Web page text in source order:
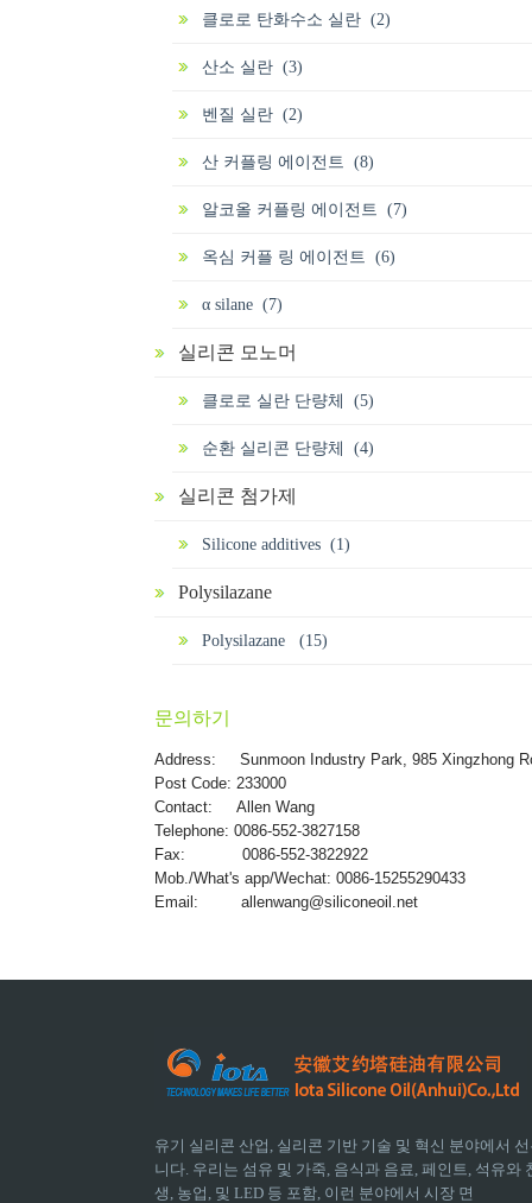
클로로 탄화수소 실란 (2)
산소 실란 (3)
벤질 실란 (2)
산 커플링 에이전트 (8)
알코올 커플링 에이전트 (7)
옥심 커플 링 에이전트 (6)
α silane (7)
실리콘 모노머
클로로 실란 단량체 (5)
순환 실리콘 단량체 (4)
실리콘 첨가제
Silicone additives (1)
Polysilazane
Polysilazane (15)
문의하기
Address: Sunmoon Industry Park, 985 Xingzhong
Post Code: 233000
Contact: Allen Wang
Telephone: 0086-552-3827158
Fax: 0086-552-3822922
Mob./What's app/Wechat: 0086-15255290433
Email: allenwang@siliconeoil.net
유기 실리콘 산업, 실리콘 기반 기술 및 혁신 분야에서
니다. 우리는 섬유 및 가죽, 음식과 음료, 페인트, 석유
생, 농업, 및 LED 등 포함, 이런 분야에서 시장 면